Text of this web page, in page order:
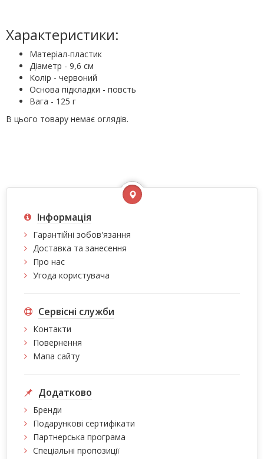
Характеристики:
Матеріал-пластик
Діаметр - 9,6 см
Колір - червоний
Основа підкладки - повсть
Вага - 125 г
В цього товару немає оглядів.
Інформація
Гарантійні зобов'язання
Доставка та занесення
Про нас
Угода користувача
Сервісні служби
Контакти
Повернення
Мапа сайту
Додатково
Бренди
Подарункові сертифікати
Партнерська програма
Спеціальні пропозиції